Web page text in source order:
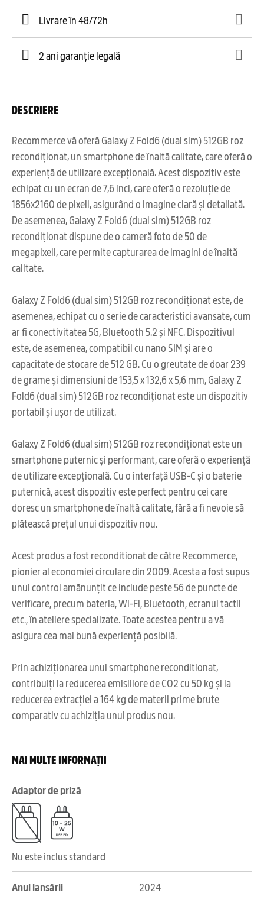
Livrare în 48/72h
2 ani garanție legală
DESCRIERE
Recommerce vă oferă Galaxy Z Fold6 (dual sim) 512GB roz
recondiționat, un smartphone de înaltă calitate, care oferă o
experiență de utilizare excepțională. Acest dispozitiv este
echipat cu un ecran de 7,6 inci, care oferă o rezoluție de
1856x2160 de pixeli, asigurând o imagine clară și detaliată.
De asemenea, Galaxy Z Fold6 (dual sim) 512GB roz
recondiționat dispune de o cameră foto de 50 de
megapixeli, care permite capturarea de imagini de înaltă
calitate.
Galaxy Z Fold6 (dual sim) 512GB roz recondiționat este, de
asemenea, echipat cu o serie de caracteristici avansate, cum
ar fi conectivitatea 5G, Bluetooth 5.2 și NFC. Dispozitivul
este, de asemenea, compatibil cu nano SIM și are o
capacitate de stocare de 512 GB. Cu o greutate de doar 239
de grame și dimensiuni de 153,5 x 132,6 x 5,6 mm, Galaxy Z
Fold6 (dual sim) 512GB roz recondiționat este un dispozitiv
portabil și ușor de utilizat.
Galaxy Z Fold6 (dual sim) 512GB roz recondiționat este un
smartphone puternic și performant, care oferă o experiență
de utilizare excepțională. Cu o interfață USB-C și o baterie
puternică, acest dispozitiv este perfect pentru cei care
doresc un smartphone de înaltă calitate, fără a fi nevoie să
plătească prețul unui dispozitiv nou.
Acest produs a fost reconditionat de către Recommerce,
pionier al economiei circulare din 2009. Acesta a fost supus
unui control amănunțit ce include peste 56 de puncte de
verificare, precum bateria, Wi-Fi, Bluetooth, ecranul tactil
etc., în ateliere specializate. Toate acestea pentru a vă
asigura cea mai bună experiență posibilă.
Prin achiziționarea unui smartphone reconditionat,
contribuiți la reducerea emisiilore de CO2 cu 50 kg și la
reducerea extracției a 164 kg de materii prime brute
comparativ cu achiziția unui produs nou.
MAI MULTE INFORMAȚII
Adaptor de priză
Nu este inclus standard
Anul lansării 2024